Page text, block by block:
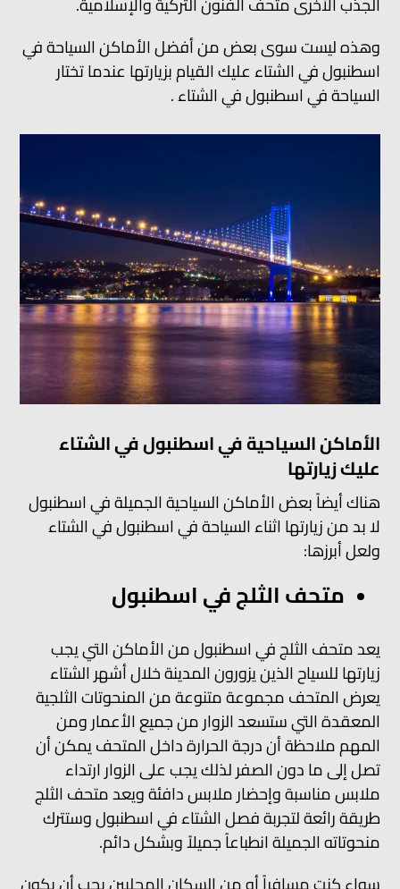
وهذه ليست سوى بعض من أفضل الأماكن السياحة في
اسطنبول في الشتاء عليك القيام بزيارتها عندما تختار
السياحة في اسطنبول في الشتاء .
الأماكن السياحية في اسطنبول في الشتاء
عليك زيارتها
هناك أيضاً بعض الأماكن السياحية الجميلة في اسطنبول
لا بد من زيارتها اثناء السياحة في اسطنبول في الشتاء
ولعل أبرزها:
متحف الثلج في اسطنبول
يعد متحف الثلج في اسطنبول من الأماكن التي يجب
زيارتها للسياح الذين يزورون المدينة خلال أشهر الشتاء
يعرض المتحف مجموعة متنوعة من المنحوتات الثلجية
المعقدة التي ستسعد الزوار من جميع الأعمار ومن
المهم ملاحظة أن درجة الحرارة داخل المتحف يمكن أن
تصل إلى ما دون الصفر لذلك يجب على الزوار ارتداء
ملابس مناسبة وإحضار ملابس دافئة ويعد متحف الثلج
طريقة رائعة لتجربة فصل الشتاء في اسطنبول وستترك
منحوتاته الجميلة انطباعاً جميلاً وبشكل دائم.